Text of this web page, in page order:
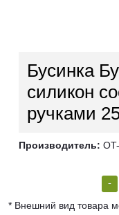
Бусинка
силикон
ручками
Производитель:
-
* Внешний вид товара